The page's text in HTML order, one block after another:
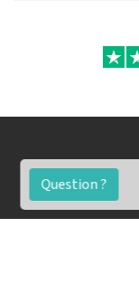
Question ?